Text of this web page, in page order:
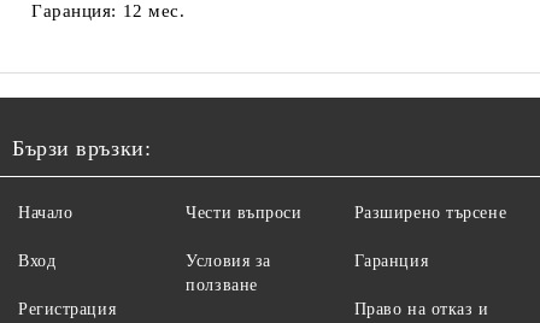
Гаранция: 12 мес.
Бързи връзки:
Начало
Вход
Регистрация
Чести въпроси
Условия за
ползване
Разширено търсене
Гаранция
Право на отказ и